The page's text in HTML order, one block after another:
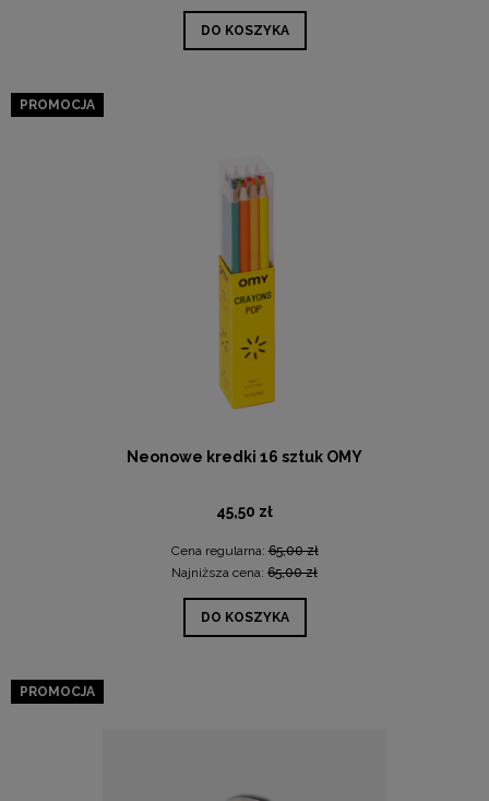
DO KOSZYKA
Neonowe kredki 16 sztuk OMY
45,50 zł
Cena regularna:65,00 zł
Najniższa cena: 65,00 zł
DO KOSZYKA
PROMOCJA
PROMOCJA